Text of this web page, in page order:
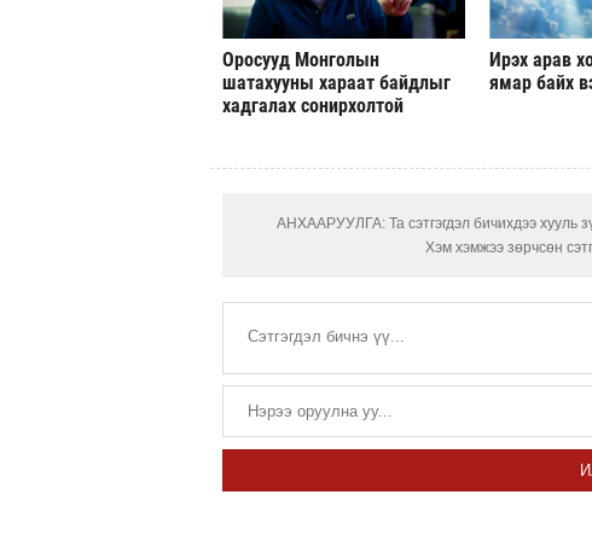
Оросууд Монголын
шатахууны хараат байдлыг
хадгалах сонирхолтой
Ирэх арав
ямар байх
АНХААРУУЛГА: Та сэтгэгдэл бичихдээ хууль
Хэм хэмжээ зөрчсөн